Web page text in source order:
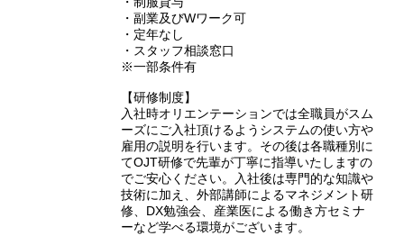
・副業及びWワーク可
・定年なし
・スタッフ相談窓口
※一部条件有
【研修制度】
入社時オリエンテーションでは全職員がスム
ーズにご入社頂けるようシステムの使い方や
雇用の説明を行います。その後は各職種別に
てOJT研修で先輩が丁寧に指導いたしますの
でご安心ください。入社後は専門的な知識や
技術に加え、外部講師によるマネジメント研
修、DX勉強会、産業医による働き方セミナ
ーなど学べる環境がございます。